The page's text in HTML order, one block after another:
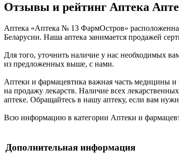
Отзывы и рейтинг Аптека
Аптека «Аптека № 13 ФармОстров»
Беларусии. Наша аптека занимается продажей
Для того, уточнить наличие у нас необходимых
из предложенных выше, с нами.
Аптеки и фармацевтика важная часть медицины
на продажу лекарств. Наличие всех
аптеке. Обращайтесь в нашу аптеку, если вам
Всю информацию в категории Аптеки и
Дополнительная информация